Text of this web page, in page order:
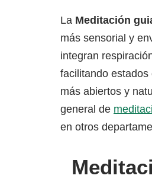
La Meditación
más sensorial y
integran
facilitando
más abiertos y
general de
en otros